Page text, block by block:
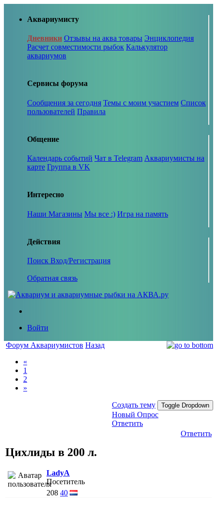
Аквариумисту
Дневники Отзывы на аква товары Энциклопедия
Расчет совместимости рыбок Калькулятор
аквариумов
Сервисы форума
Сообщения за сегодня Темы с моим участием Список
пользователей Правила
Общение
Календарь событий Чат в Telegram Аквариумисты на
карте Группа в VK
Интересно
Наши Магазины Мы все :) Игра на память
Действия
Поиск Вход/Регистрация
Обратная связь
Войти
Форум Аквариумистов Назад
«
1
2
»
Создать тему Toggle Dropdown
Новый Опрос
Ответить
Ответить
Цихлиды в 200 л.
LadyA
Посетитель
208 40